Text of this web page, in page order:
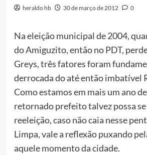
heraldo hb 30 de março de 2012 0
Na eleição municipal de 2004,
do Amiguzito, então no PDT,
Greys, três fatores foram
derrocada do até então imbatível
Como estamos em mais um ano
retornado prefeito talvez possa
reeleição, caso não caia nesse
Limpa, vale a reflexão puxando
aquele momento da cidade.